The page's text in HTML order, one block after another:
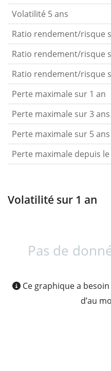
Volatilité 5 ans
Ratio rendement/risque
Ratio rendement/risque
Ratio rendement/risque
Perte maximale sur 1 an
Perte maximale sur 3 ans
Perte maximale sur 5 ans
Perte maximale depuis
Volatilité sur 1 an
Pas de
Ce graphique a
d’au